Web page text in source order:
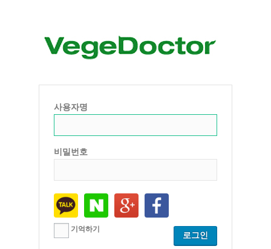
사용자명
비밀번호
기억하기